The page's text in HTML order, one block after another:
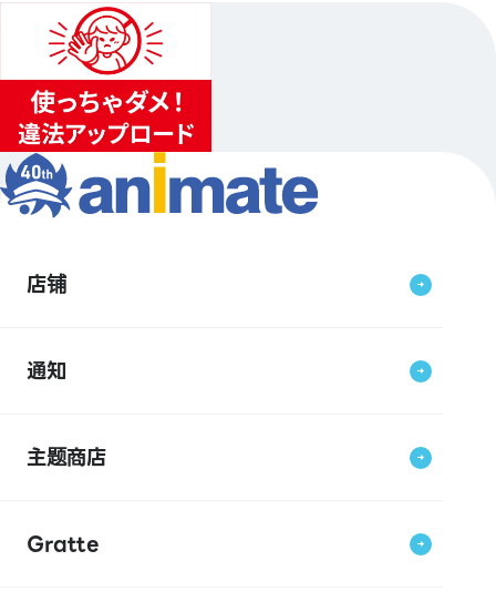
店铺
通知
主题商店
Gratte